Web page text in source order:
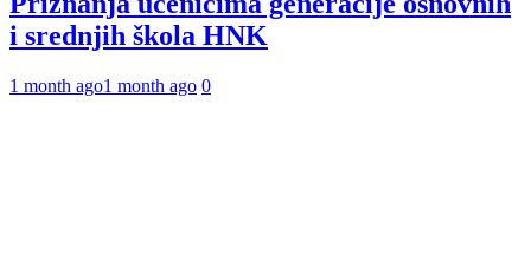
i srednjih škola HNK
1 month ago1 month ago 0